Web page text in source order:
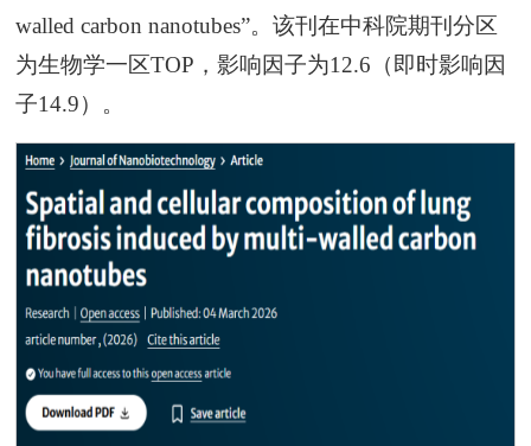
walled carbon nanotubes”。该刊在中科院期刊分区
为生物学一区TOP，影响因子为12.6（即时影响因
子14.9）。